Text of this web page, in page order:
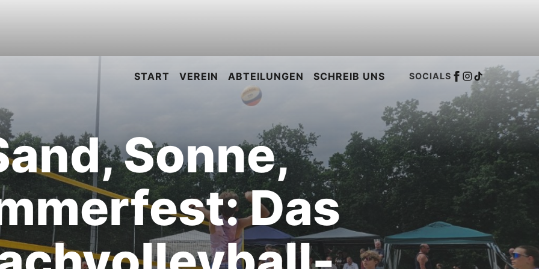
START VEREIN ABTEILUNGEN SCHREIB UNS SOCIALS
Sonne,
Das